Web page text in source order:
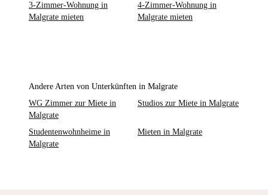
3-Zimmer-Wohnung in
Malgrate mieten
4-Zimmer-Wohnung in
Malgrate mieten
Andere Arten von Unterkünften in Malgrate
WG Zimmer zur Miete in
Malgrate
Studios zur Miete in Malgrate
Studentenwohnheime in
Malgrate
Mieten in Malgrate